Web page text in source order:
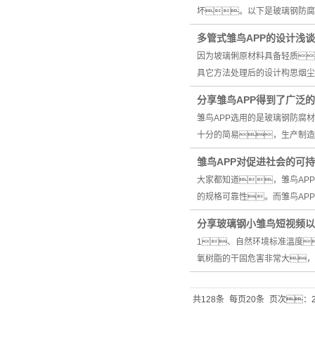
坏。以下是玻璃钢防腐
多管式雏鸟APP的设计浅谈
因为坡璃俐原材料具备轻质
具它方法处理后的设计构思烟
分享雏鸟APP得到了广
雏鸟APP选用的是玻璃钢防
十分的简易，生产制造
雏鸟APP对促进社会的可
大家都知道，雏鸟APP
的规格可靠性。而雏鸟
分享玻璃钢小雏鸟短视频
1、自然环境标准溫度
氧树脂的干固危害非常大
共128条 每页20条 页次：